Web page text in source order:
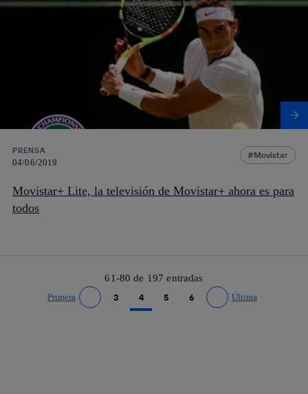
PRENSA
04/06/2019
Movistar
Movistar+ Lite, la televisión de Movistar+ ahora es para
todos
61-80 de 197 entradas
Primera
Ir a página anterior
3 4 5 6
Ir a página siguiente
Última